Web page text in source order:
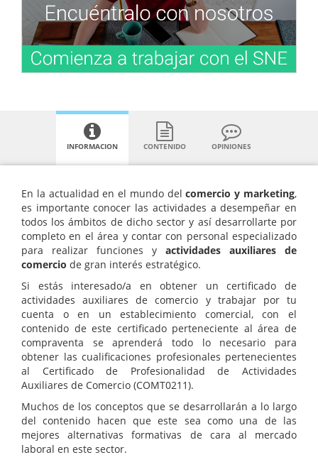
INFORMACION CONTENIDO OPINIONES
En la actualidad en el mundo delcomercio y marketing,
es importante conocer las actividades a desempeñar en
todos los ámbitos de dicho sector y así desarrollarte por
completo en el área y contar con personal especializado
para realizar funciones y actividades auxiliares de
comercio de gran interés estratégico.
Si estás interesado/a en obtener un certificado de
actividades auxiliares de comercio y trabajar por tu
cuenta o en un establecimiento comercial, con el
contenido de este certificado perteneciente al área de
compraventa se aprenderá todo lo necesario para
obtener las cualificaciones profesionales pertenecientes
al Certificado de Profesionalidad de Actividades
Auxiliares de Comercio (COMT0211).
Muchos de los conceptos que se desarrollarán a lo largo
del contenido hacen que este sea como una de las
mejores alternativas formativas de cara al mercado
laboral en este sector.